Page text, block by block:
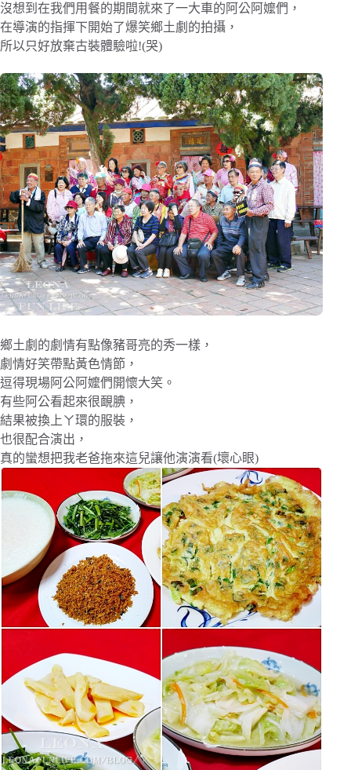
沒想到在我們用餐的期間就來了一大車的阿公阿嬤們，
在導演的指揮下開始了爆笑鄉土劇的拍攝，
所以只好放棄古裝體驗啦!(哭)
鄉土劇的劇情有點像豬哥亮的秀一樣，
劇情好笑帶點黃色情節，
逗得現場阿公阿嬤們開懷大笑。
有些阿公看起來很靦腆，
結果被換上ㄚ環的服裝，
也很配合演出，
真的蠻想把我老爸拖來這兒讓他演演看(壞心眼)